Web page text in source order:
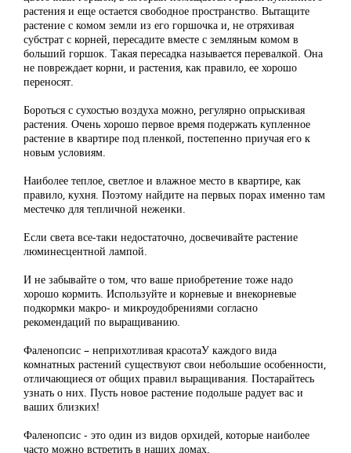
растения и еще остается свободное пространство. Вытащите
растение с комом земли из его горшочка и, не отряхивая
субстрат с корней, пересадите вместе с земляным комом в
больший горшок. Такая пересадка называется перевалкой. Она
не повреждает корни, и растения, как правило, ее хорошо
переносят.
Бороться с сухостью воздуха можно, регулярно опрыскивая
растения. Очень хорошо первое время подержать купленное
растение в квартире под пленкой, постепенно приучая его к
новым условиям.
Наиболее теплое, светлое и влажное место в квартире, как
правило, кухня. Поэтому найдите на первых порах именно там
местечко для тепличной неженки.
Если света все-таки недостаточно, досвечивайте растение
люминесцентной лампой.
И не забывайте о том, что ваше приобретение тоже надо
хорошо кормить. Используйте и корневые и внекорневые
подкормки макро- и микроудобрениями согласно
рекомендаций по выращиванию.
Фаленопсис – неприхотливая красотаУ каждого вида
комнатных растений существуют свои небольшие особенности,
отличающиеся от общих правил выращивания. Постарайтесь
узнать о них. Пусть новое растение подольше радует вас и
ваших близких!
Фаленопсис - это один из видов орхидей, которые наиболее
часто можно встретить в наших домах.